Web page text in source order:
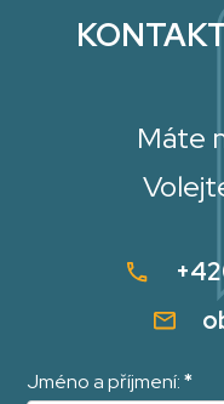
Máte
Jméno a příjmení:*